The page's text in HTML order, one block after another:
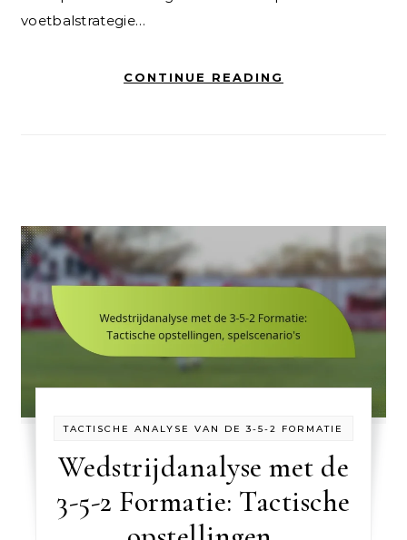
voetbalstrategie…
CONTINUE READING
TACTISCHE ANALYSE VAN DE 3-5-2 FORMATIE
Wedstrijdanalyse met de
3-5-2 Formatie: Tactische